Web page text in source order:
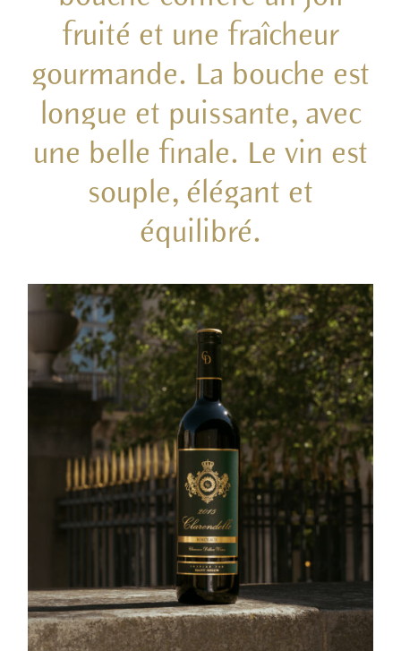
fruité et une fraîcheur
gourmande. La bouche est
longue et puissante, avec
une belle finale. Le vin est
souple, élégant et
équilibré.